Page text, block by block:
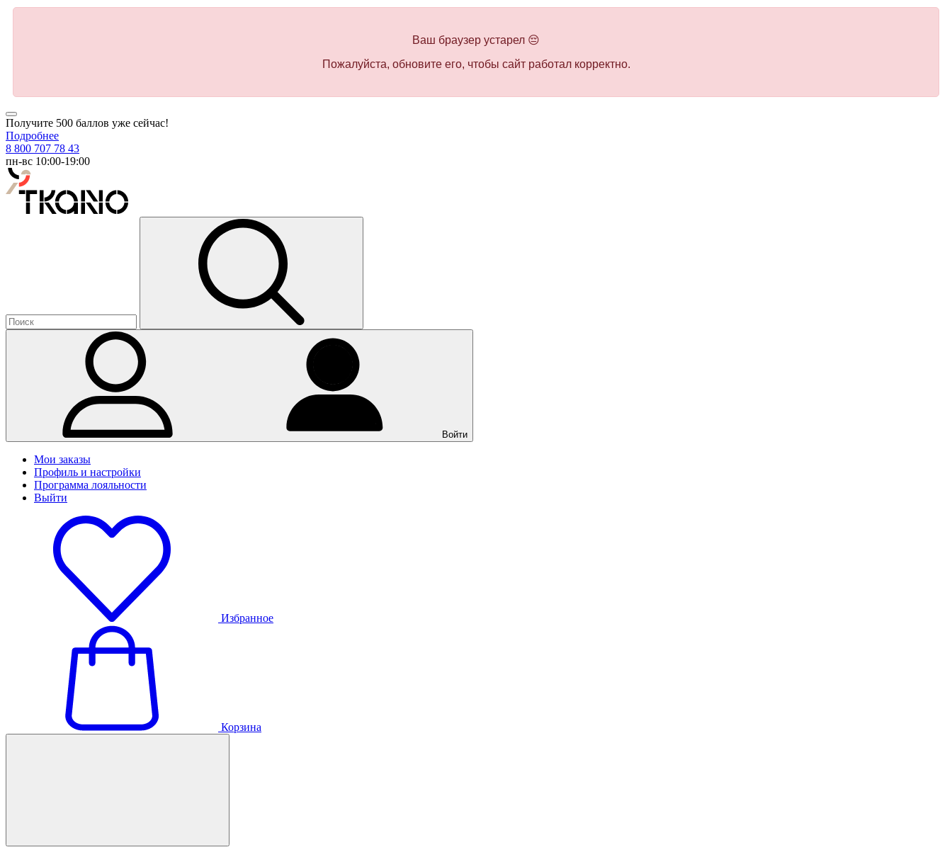
Ваш браузер устарел 😔
Пожалуйста, обновите его, чтобы сайт работал корректно.
Получите 500 баллов уже сейчас!
Подробнее
8 800 707 78 43
пн-вс 10:00-19:00
Войти
Мои заказы
Профиль и настройки
Программа лояльности
Выйти
Избранное
Корзина